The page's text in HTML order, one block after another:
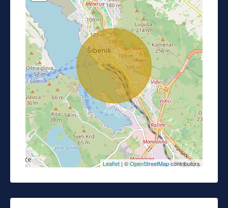
Leaflet | ©OpenStreetMapcontributors